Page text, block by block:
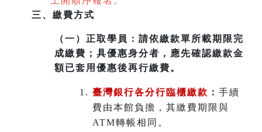
三、繳費方式
（一） 正取學員：請依繳款單所載期限完
成繳費；具優惠身分者，應先確認繳款金
額已套用優惠後再行繳費。
臺灣銀行各分行臨櫃繳款 ： 手續
費由本館負擔，其繳費期限與
ATM轉帳相同。